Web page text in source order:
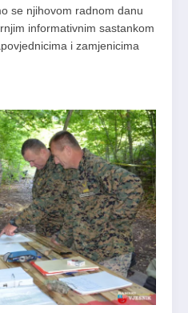
se njihovom radnom danu
informativnim sastankom
i zamjenicima